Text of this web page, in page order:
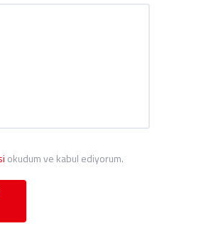
okudum ve kabul ediyorum.